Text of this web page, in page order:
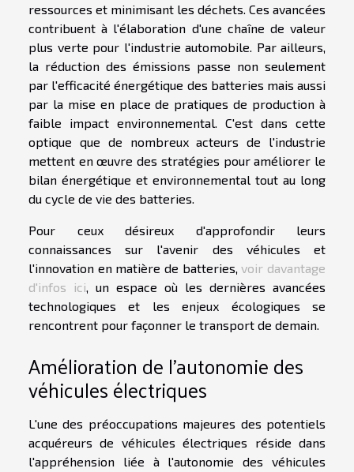
ressources et minimisant les déchets. Ces avancées
contribuent à l'élaboration d'une chaîne de valeur
plus verte pour l'industrie automobile. Par ailleurs,
la réduction des émissions passe non seulement
par l'efficacité énergétique des batteries mais aussi
par la mise en place de pratiques de production à
faible impact environnemental. C'est dans cette
optique que de nombreux acteurs de l'industrie
mettent en œuvre des stratégies pour améliorer le
bilan énergétique et environnemental tout au long
du cycle de vie des batteries.
Pour ceux désireux d'approfondir leurs
connaissances sur l'avenir des véhicules et
l'innovation en matière de batteries,voir davantage
d'infos ici, un espace où les dernières avancées
technologiques et les enjeux écologiques se
rencontrent pour façonner le transport de demain.
Amélioration de l'autonomie des
véhicules électriques
L'une des préoccupations majeures des potentiels
acquéreurs de véhicules électriques réside dans
l'appréhension liée à l'autonomie des véhicules